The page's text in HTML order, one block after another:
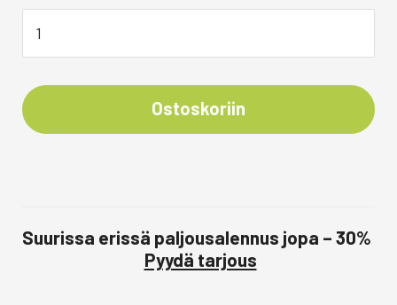
Ostoskoriin
Suurissa erissä paljousalennus jopa – 30%
Pyydä tarjous